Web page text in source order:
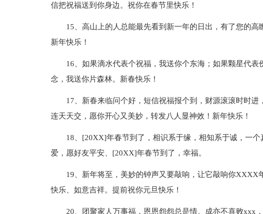
信把祝福送到你身边。祝你在春节里快乐！
15、高山上的人总能最先看到新一年的日出，有了您的高
新年快乐！
16、如果滴水代表个祝福，我送你个东海；如果颗星代
念，我送你片森林。新春快乐！
17、新春来临问个好，短信祝福报个到，财源滚滚时时
连天天交，愿你开心又美妙，转发八人显神效！新年快乐！
18、[20XX]年春节到了，相识系于缘，相知系于诚，一
爱，愿好友平安、[20XX]年春节到了，幸福。
19、新年将至，美妙的钟声又要敲响，让它敲响你XXXX
快乐、如意吉祥。提前祝你元旦快乐！
20、团聚家人万事福，恩恩怨怨总是情。成亦不喜败xxx